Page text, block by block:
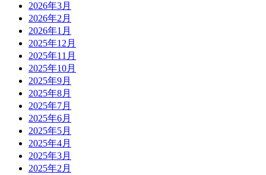
2026年3月
2026年2月
2026年1月
2025年12月
2025年11月
2025年10月
2025年9月
2025年8月
2025年7月
2025年6月
2025年5月
2025年4月
2025年3月
2025年2月